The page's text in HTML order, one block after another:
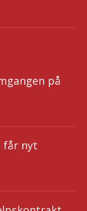
på
får nyt